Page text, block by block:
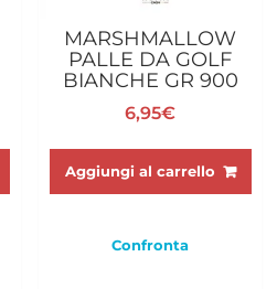
MARSHMALLOW
PALLE DA GOLF
BIANCHE GR 900
6,95€
Aggiungi al carrello
Confronta